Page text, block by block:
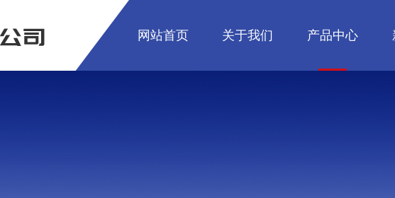
网站首页 关于我们 产品中心